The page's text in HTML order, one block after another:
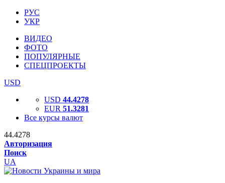
РУС
УКР
ВИДЕО
ФОТО
ПОПУЛЯРНЫЕ
СПЕЦПРОЕКТЫ
USD
USD 44.4278
EUR 51.3281
Все курсы валют
44.4278
Авторизация
Поиск
UA